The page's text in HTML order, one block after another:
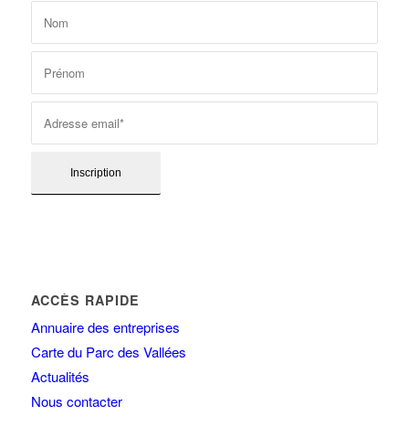
ACCÈS RAPIDE
Annuaire des entreprises
Carte du Parc des Vallées
Actualités
Nous contacter